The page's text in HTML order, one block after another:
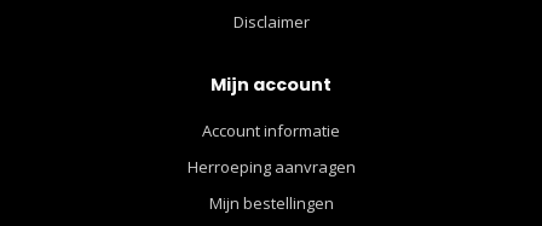
Disclaimer
Mijn account
Account informatie
Herroeping aanvragen
Mijn bestellingen